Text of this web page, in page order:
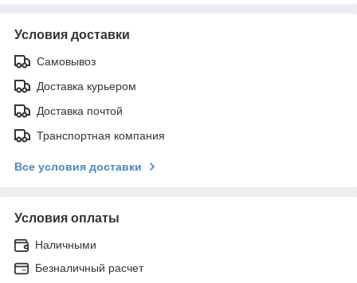
Условия доставки
Самовывоз
Доставка курьером
Доставка почтой
Транспортная компания
Все условия доставки
Условия оплаты
Наличными
Безналичный расчет